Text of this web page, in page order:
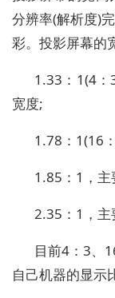
分辨率(解析度)
彩。投影屏幕的
1.33：1(4：
宽度;
1.78：1(16
1.85：1，主
2.35：1，主
目前4：3、
自己机器的显示